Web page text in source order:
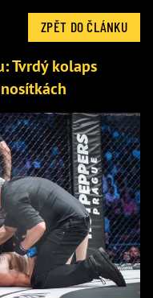
ZPĚT DO ČLÁNKU
Tvrdý kolaps